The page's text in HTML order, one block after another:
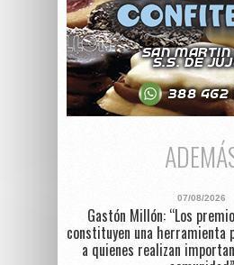
07/08/2026
Gastón Millón: “Los
constituyen una herramienta
a quienes realizan